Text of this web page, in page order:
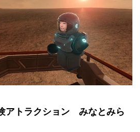
アトラクション みなとみら